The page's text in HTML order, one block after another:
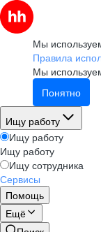
Мы
Правила
Мы
Понятно
Ищу работу
Ищу работу
Ищу работу
Ищу сотрудника
Сервисы
Помощь
Ещё